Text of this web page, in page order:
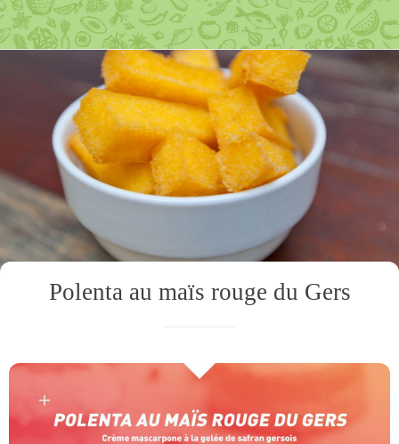
Polenta au maïs rouge du Gers